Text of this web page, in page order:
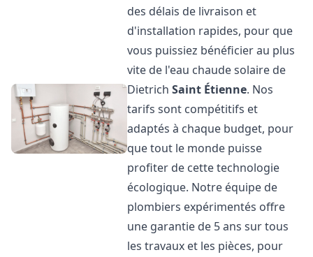
des délais de livraison et
d'installation rapides, pour que
vous puissiez bénéficier au plus
vite de l'eau chaude solaire de
DietrichSaint Étienne. Nos
tarifs sont compétitifs et
adaptés à chaque budget, pour
que tout le monde puisse
profiter de cette technologie
écologique. Notre équipe de
plombiers expérimentés offre
une garantie de 5 ans sur tous
les travaux et les pièces, pour